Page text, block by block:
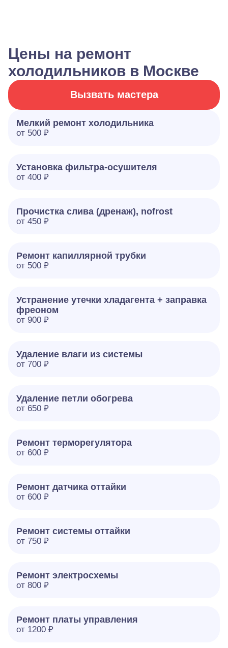
Цены на ремонт
холодильников в Москве
Вызвать мастера
Мелкий ремонт холодильника
от 500 ₽
Установка фильтра-осушителя
от 400 ₽
Прочистка слива (дренаж), nofrost
от 450 ₽
Ремонт капиллярной трубки
от 500 ₽
Устранение утечки хладагента + заправка
фреоном
от 900 ₽
Удаление влаги из системы
от 700 ₽
Удаление петли обогрева
от 650 ₽
Ремонт терморегулятора
от 600 ₽
Ремонт датчика оттайки
от 600 ₽
Ремонт системы оттайки
от 750 ₽
Ремонт электросхемы
от 800 ₽
Ремонт платы управления
от 1200 ₽